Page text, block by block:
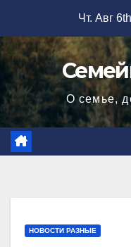
содержимому
Чт. Авг
О семье,
НОВОСТИ РАЗНЫЕ